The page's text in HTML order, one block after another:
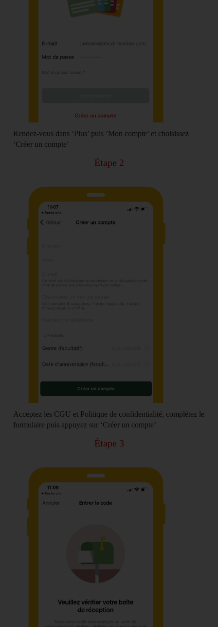
Rendez-vous dans ‘Plus’ puis ’Mon compte’ et choisissez
‘Créer un compte’
Étape 2
Acceptez les CGU et Politique de confidentialité, complétez le
formulaire puis appuyez sur ‘Créer un compte’
Étape 3